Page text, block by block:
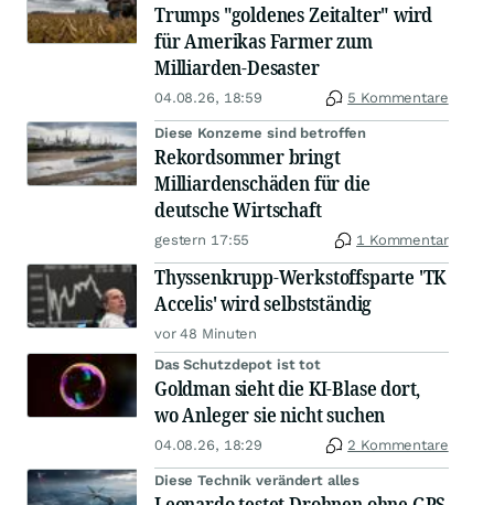
Trumps "goldenes Zeitalter" wird
für Amerikas Farmer zum
Milliarden-Desaster
04.08.26, 18:59 5 Kommentare
Diese Konzerne sind betroffen
Rekordsommer bringt
Milliardenschäden für die
deutsche Wirtschaft
gestern 17:55 1 Kommentar
Thyssenkrupp-Werkstoffsparte 'TK
Accelis' wird selbstständig
vor 48 Minuten
Das Schutzdepot ist tot
Goldman sieht die KI-Blase dort,
wo Anleger sie nicht suchen
04.08.26, 18:29 2 Kommentare
Diese Technik verändert alles